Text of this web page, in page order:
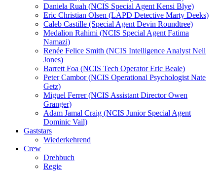
Daniela Ruah (NCIS Special Agent Kensi Blye)
Eric Christian Olsen (LAPD Detective Marty Deeks)
Caleb Castille (Special Agent Devin Roundtree)
Medalion Rahimi (NCIS Special Agent Fatima
Namazi)
Renée Felice Smith (NCIS Intelligence Analyst Nell
Jones)
Barrett Foa (NCIS Tech Operator Eric Beale)
Peter Cambor (NCIS Operational Psychologist Nate
Getz)
Miguel Ferrer (NCIS Assistant Director Owen
Granger)
Adam Jamal Craig (NCIS Junior Special Agent
Dominic Vail)
Gaststars
Wiederkehrend
Crew
Drehbuch
Regie